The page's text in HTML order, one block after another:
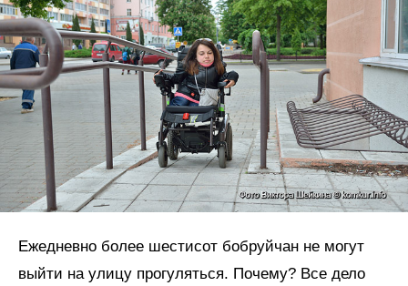
Ежедневно более шестисот бобруйчан не могут
выйти на улицу прогуляться. Почему? Все дело